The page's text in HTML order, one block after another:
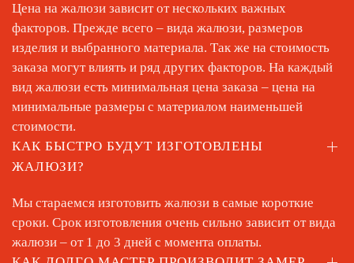
Цена на жалюзи зависит от нескольких важных
факторов. Прежде всего – вида жалюзи, размеров
изделия и выбранного материала. Так же на стоимость
заказа могут влиять и ряд других факторов. На каждый
вид жалюзи есть минимальная цена заказа – цена на
минимальные размеры с материалом наименьшей
стоимости.
КАК БЫСТРО БУДУТ ИЗГОТОВЛЕНЫ
ЖАЛЮЗИ?
Мы стараемся изготовить жалюзи в самые короткие
сроки. Срок изготовления очень сильно зависит от вида
жалюзи – от 1 до 3 дней с момента оплаты.